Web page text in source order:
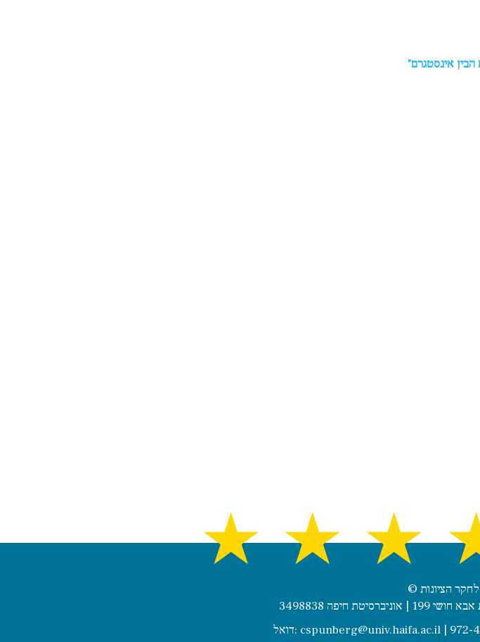
אינסטגרם"
★
★
★
הציונות
דואל: cspunberg@univ.haifa.ac.il